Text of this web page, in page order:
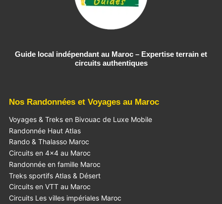
Guide local indépendant au Maroc – Expertise terrain et
circuits authentiques
Nos Randonnées et Voyages au Maroc
Voyages & Treks en Bivouac de Luxe Mobile
Randonnée Haut Atlas
Rando & Thalasso Maroc
Circuits en 4×4 au Maroc
Randonnée en famille Maroc
Treks sportifs Atlas & Désert
Circuits en VTT au Maroc
Circuits Les villes impériales Maroc